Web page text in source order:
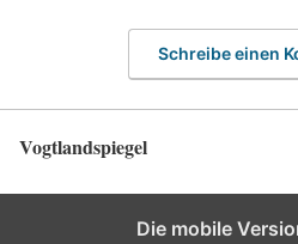
Schreibe einen
Vogtlandspiegel
Die mobile